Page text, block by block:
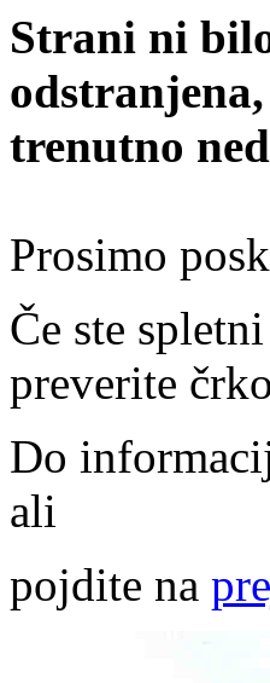
Strani ni
trenutno
Prosimo
Če ste
preverite
Do
ali
pojdite na